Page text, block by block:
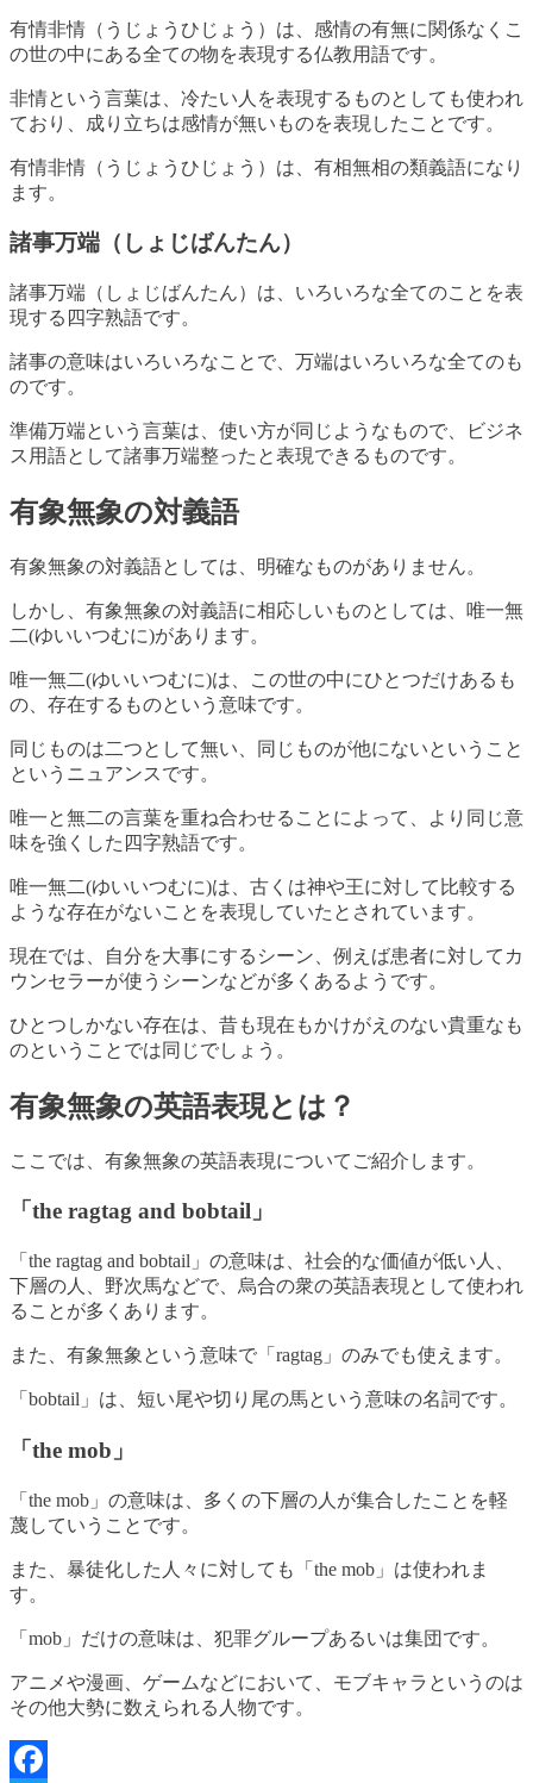
有情非情（うじょうひじょう）は、感情の有無に関係なくこ
の世の中にある全ての物を表現する仏教用語です。
非情という言葉は、冷たい人を表現するものとしても使われ
ており、成り立ちは感情が無いものを表現したことです。
有情非情（うじょうひじょう）は、有相無相の類義語になり
ます。
諸事万端（しょじばんたん）
諸事万端（しょじばんたん）は、いろいろな全てのことを表
現する四字熟語です。
諸事の意味はいろいろなことで、万端はいろいろな全てのも
のです。
準備万端という言葉は、使い方が同じようなもので、ビジネ
ス用語として諸事万端整ったと表現できるものです。
有象無象の対義語
有象無象の対義語としては、明確なものがありません。
しかし、有象無象の対義語に相応しいものとしては、唯一無
二(ゆいいつむに)があります。
唯一無二(ゆいいつむに)は、この世の中にひとつだけあるも
の、存在するものという意味です。
同じものは二つとして無い、同じものが他にないということ
というニュアンスです。
唯一と無二の言葉を重ね合わせることによって、より同じ意
味を強くした四字熟語です。
唯一無二(ゆいいつむに)は、古くは神や王に対して比較する
ような存在がないことを表現していたとされています。
現在では、自分を大事にするシーン、例えば患者に対してカ
ウンセラーが使うシーンなどが多くあるようです。
ひとつしかない存在は、昔も現在もかけがえのない貴重なも
のということでは同じでしょう。
有象無象の英語表現とは？
ここでは、有象無象の英語表現についてご紹介します。
「the ragtag and bobtail」
「the ragtag and bobtail」の意味は、社会的な価値が低い人、
下層の人、野次馬などで、烏合の衆の英語表現として使われ
ることが多くあります。
また、有象無象という意味で「ragtag」のみでも使えます。
「bobtail」は、短い尾や切り尾の馬という意味の名詞です。
「the mob」
「the mob」の意味は、多くの下層の人が集合したことを軽
蔑していうことです。
また、暴徒化した人々に対しても「the mob」は使われま
す。
「mob」だけの意味は、犯罪グループあるいは集団です。
アニメや漫画、ゲームなどにおいて、モブキャラというのは
その他大勢に数えられる人物です。